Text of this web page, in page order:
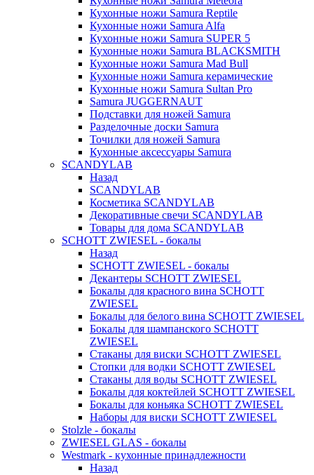
Кухонные ножи Samura Reptile
Кухонные ножи Samura Alfa
Кухонные ножи Samura SUPER 5
Кухонные ножи Samura BLACKSMITH
Кухонные ножи Samura Mad Bull
Кухонные ножи Samura керамические
Кухонные ножи Samura Sultan Pro
Samura JUGGERNAUT
Подставки для ножей Samura
Разделочные доски Samura
Точилки для ножей Samura
Кухонные аксессуары Samura
SCANDYLAB
Назад
SCANDYLAB
Косметика SCANDYLAB
Декоративные свечи SCANDYLAB
Товары для дома SCANDYLAB
SCHOTT ZWIESEL - бокалы
Назад
SCHOTT ZWIESEL - бокалы
Декантеры SCHOTT ZWIESEL
Бокалы для красного вина SCHOTT
ZWIESEL
Бокалы для белого вина SCHOTT ZWIESEL
Бокалы для шампанского SCHOTT
ZWIESEL
Стаканы для виски SCHOTT ZWIESEL
Стопки для водки SCHOTT ZWIESEL
Стаканы для воды SCHOTT ZWIESEL
Бокалы для коктейлей SCHOTT ZWIESEL
Бокалы для коньяка SCHOTT ZWIESEL
Наборы для виски SCHOTT ZWIESEL
Stolzle - бокалы
ZWIESEL GLAS - бокалы
Westmark - кухонные принадлежности
Назад